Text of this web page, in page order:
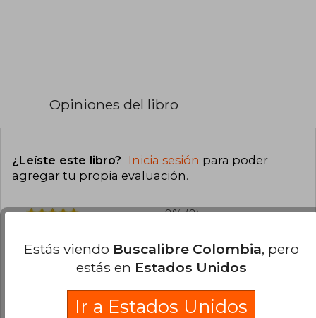
Opiniones del libro
¿Leíste este libro? Inicia sesión para poder
agregar tu propia evaluación.
0% (0)
0% (0)
Estás viendo Buscalibre Colombia, pero
estás en Estados Unidos
Ir a Estados Unidos